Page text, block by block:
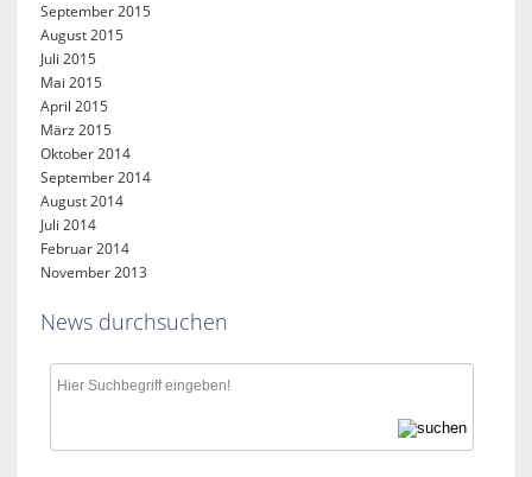
September 2015
August 2015
Juli 2015
Mai 2015
April 2015
März 2015
Oktober 2014
September 2014
August 2014
Juli 2014
Februar 2014
November 2013
News durchsuchen